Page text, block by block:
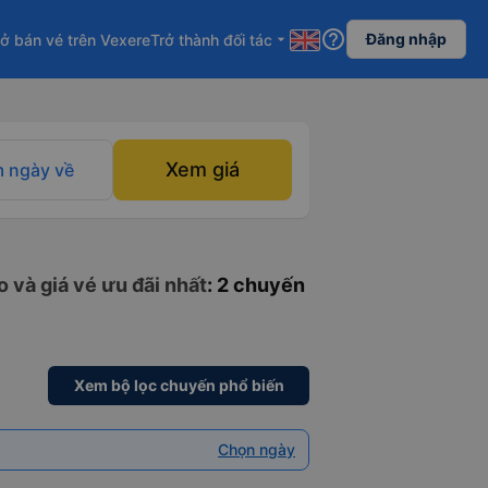
bán vé trên VexereTrở thành đối tác arrow_drop_down help_outline Đăng nhập
ngày về Xem giá
và giá vé ưu đãi nhất: 2 chuyến
Xem bộ lọc chuyến phổ biến
Chọn ngày